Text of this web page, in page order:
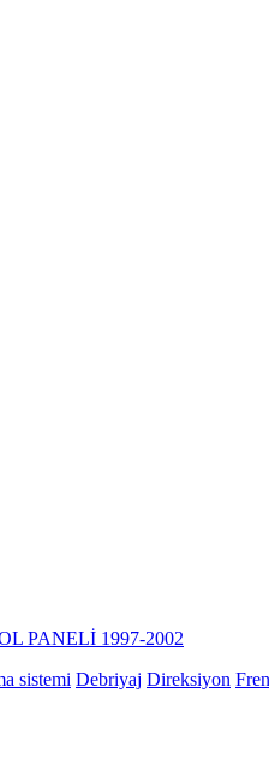
PANELİ 1997-2002
sistemi Debriyaj Direksiyon